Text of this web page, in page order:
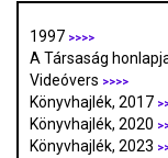
1997 >>>>
A Társaság
Videóvers >>>>
Könyvhajlék, 2017
Könyvhajlék, 2020
Könyvhajlék, 2023